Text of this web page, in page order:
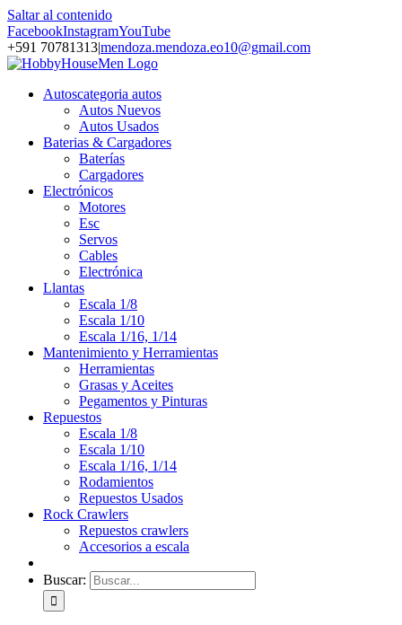
Saltar al contenido
FacebookInstagramYouTube
+591 70781313|mendoza.mendoza.eo10@gmail.com
Autoscategoria autos
Autos Nuevos
Autos Usados
Baterias & Cargadores
Baterías
Cargadores
Electrónicos
Motores
Esc
Servos
Cables
Electrónica
Llantas
Escala 1/8
Escala 1/10
Escala 1/16, 1/14
Mantenimiento y Herramientas
Herramientas
Grasas y Aceites
Pegamentos y Pinturas
Repuestos
Escala 1/8
Escala 1/10
Escala 1/16, 1/14
Rodamientos
Repuestos Usados
Rock Crawlers
Repuestos crawlers
Accesorios a escala
Buscar: